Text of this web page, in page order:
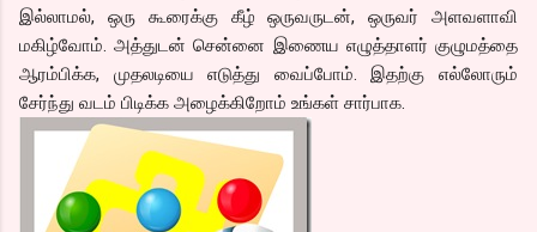
இல்லாமல், ஒரு கூரைக்கு கீழ் ஒருவருடன், ஒருவர் அளவளாவி
மகிழ்வோம். அத்துடன் சென்னை இணைய எழுத்தாளர் குழுமத்தை
ஆரம்பிக்க, முதலடியை எடுத்து வைப்போம். இதற்கு எல்லோரும்
சேர்ந்து வடம் பிடிக்க அழைக்கிறோம் உங்கள் சார்பாக.